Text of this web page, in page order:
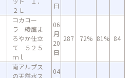
２Ｌ
日
コカコー
ラ 綾鷹ま
ろやか仕立
て ５２５
ｍｌ
06
月
20
日
287 72% 81% 84
南アルプス
の天然水ス
04